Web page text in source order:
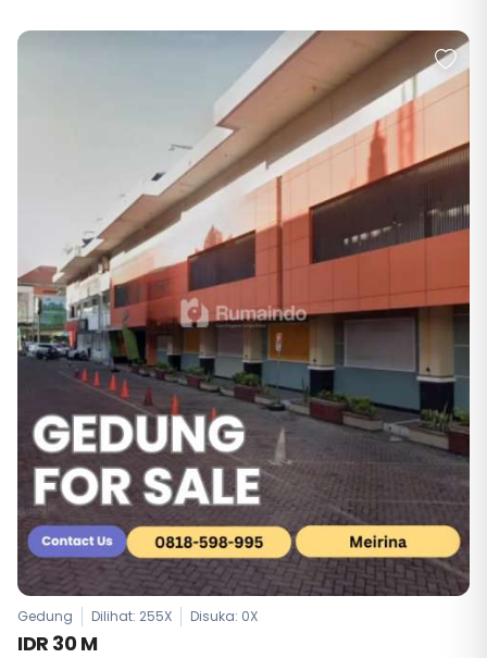
Gedung Dilihat: 255X Disuka: 0X
IDR 30 M